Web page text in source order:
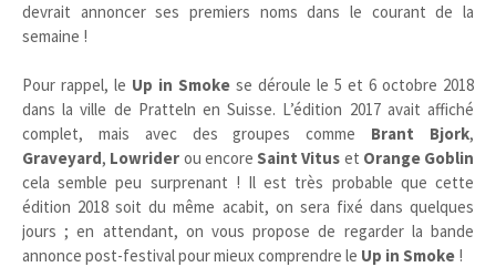
devrait annoncer ses premiers noms dans le courant de la
semaine !
Pour rappel, le Up in Smoke se déroule le 5 et 6 octobre 2018
dans la ville de Pratteln en Suisse. L’édition 2017 avait affiché
complet, mais avec des groupes comme Brant Bjork,
Graveyard, Lowrider ou encore Saint Vitus et Orange Goblin
cela semble peu surprenant ! Il est très probable que cette
édition 2018 soit du même acabit, on sera fixé dans quelques
jours ; en attendant, on vous propose de regarder la bande
annonce post-festival pour mieux comprendre le Up in Smoke !